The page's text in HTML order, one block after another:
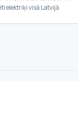
elektriķi visā Latvijā